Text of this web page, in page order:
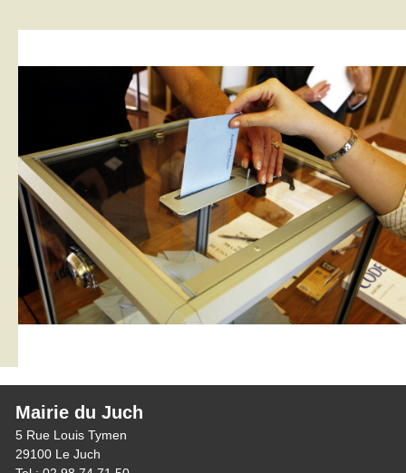
Mairie du Juch
5 Rue Louis Tymen
29100 Le Juch